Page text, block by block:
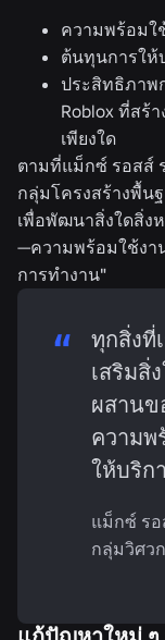
ความพร้อมใ
ต้นทุนการให้
ประสิทธิภาพ
Roblox ที่สร้
เพียงใด
ตามที่แม็กซ์ รอสส์
กลุ่มโครงสร้างพื้น
เพื่อพัฒนาสิ่งใดสิ่ง
—ความพร้อมใช้งา
การทำงาน"
ทุกสิ่งที่
เสริมสิ่
ผสานข
ความพ
ให้บริก
แม็กซ์ รอ
กลุ่มวิศว